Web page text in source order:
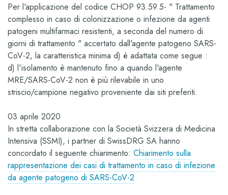
Per l'applicazione del codice CHOP 93.59.5- " Trattamento
complesso in caso di colonizzazione o infezione da agenti
patogeni multifarmaci resistenti, a seconda del numero di
giorni di trattamento " accertato dall'agente patogeno SARS-
CoV-2, la caratteristica minima d) è adattata come segue :
d) l'isolamento è mantenuto fino a quando l'agente
MRE/SARS-CoV-2 non è più rilevabile in uno
striscio/campione negativo proveniente dai siti preferiti.
03 aprile 2020
In stretta collaborazione con la Società Svizzera di Medicina
Intensiva (SSMI), i partner di SwissDRG SA hanno
concordato il seguente chiarimento: Chiarimento sulla
rappresentazione dei casi di trattamento in caso di infezione
da agente patogeno di SARS-CoV-2